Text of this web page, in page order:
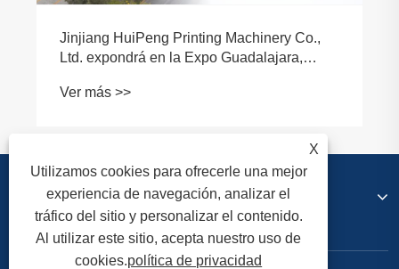
Sobre nosotros
X
Utilizamos cookies para ofrecerle una mejor
experiencia de navegación, analizar el
tráfico del sitio y personalizar el contenido.
Al utilizar este sitio, acepta nuestro uso de
cookies.política de privacidad